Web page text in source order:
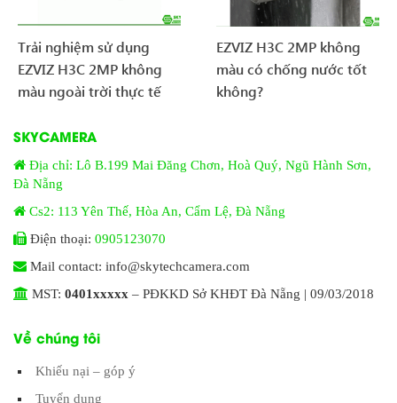
Trải nghiệm sử dụng
EZVIZ H3C 2MP không
màu ngoài trời thực tế
EZVIZ H3C 2MP không
màu có chống nước tốt
không?
SKYCAMERA
Địa chỉ: Lô B.199 Mai Đăng Chơn, Hoà Quý, Ngũ Hành Sơn,
Đà Nẵng
Cs2: 113 Yên Thế, Hòa An, Cẩm Lệ, Đà Nẵng
Điện thoại: 0905123070
Mail contact: info@skytechcamera.com
MST: 0401xxxxx – PĐKKD Sở KHĐT Đà Nẵng | 09/03/2018
Về chúng tôi
Khiếu nại – góp ý
Tuyển dụng